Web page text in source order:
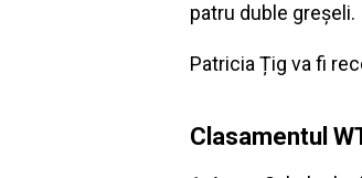
patru duble greșeli.
Patricia Țig va fi
Clasamentul